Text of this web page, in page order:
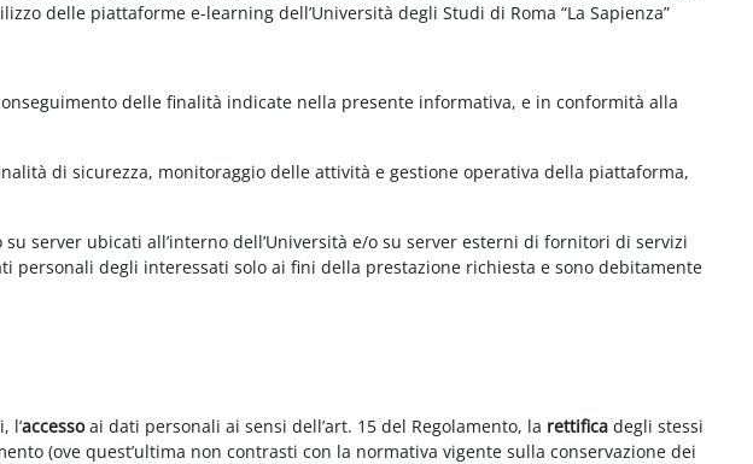
delle piattaforme e-learning dell’Università degli Studi di Roma “La Sapienza”
delle finalità indicate nella presente informativa, e in conformità alla
di sicurezza, monitoraggio delle attività e gestione operativa della piattaforma,
server ubicati all’interno dell’Università e/o su server esterni di fornitori di servizi
personali degli interessati solo ai fini della prestazione richiesta e sono debitamente
l’accessoai dati personali ai sensi dell’art. 15 del Regolamento, la rettificadegli stessi
(ove quest’ultima non contrasti con la normativa vigente sulla conservazione dei